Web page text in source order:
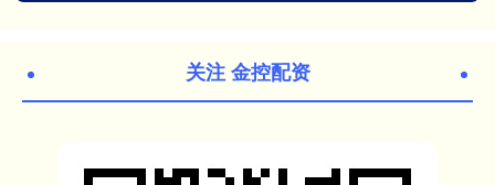
关注 金控配资